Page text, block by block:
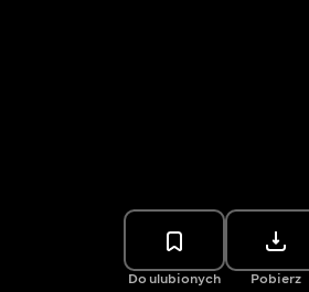
Do ulubionych Pobierz